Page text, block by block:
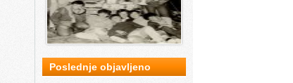
Poslednje objavljeno